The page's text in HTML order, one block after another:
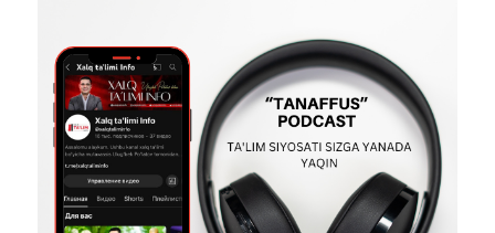
yiig'ilishlarda bemalllol o'zi nimanidir yaratib
ko'rsatardi, ammo bugungi kunda faqat
dars paytda xam qanaqadir topshiriqlar
birinchi o'rinda, o'quvchilarni darslarga
qiziqishi xam past, mazza qilib dars
o'tolmaydi.
taxrirlangan
Sadullayev Nazirbek